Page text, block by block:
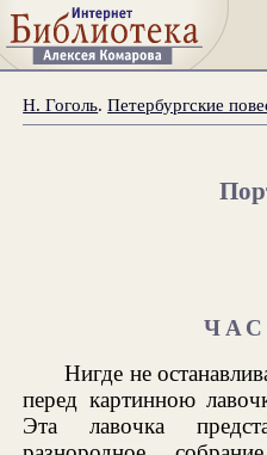
Н. Гоголь.Петербургские
Нигде не
перед картинною
Эта лавочка